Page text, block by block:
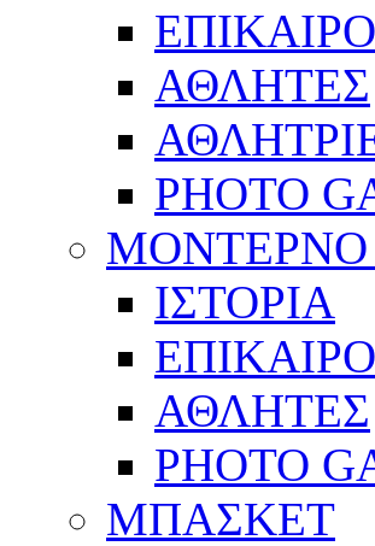
ΑΘΛΗΤΕΣ
PHOTO
ΙΣΤΟΡΙΑ
ΑΘΛΗΤΕΣ
PHOTO
ΜΠΑΣΚΕΤ